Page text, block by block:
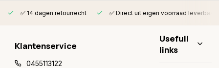
✅ 14 dagen retourrecht ✅ Direct uit eigen voorraad leverbaar
Klantenservice
0455113122
Usefull
links